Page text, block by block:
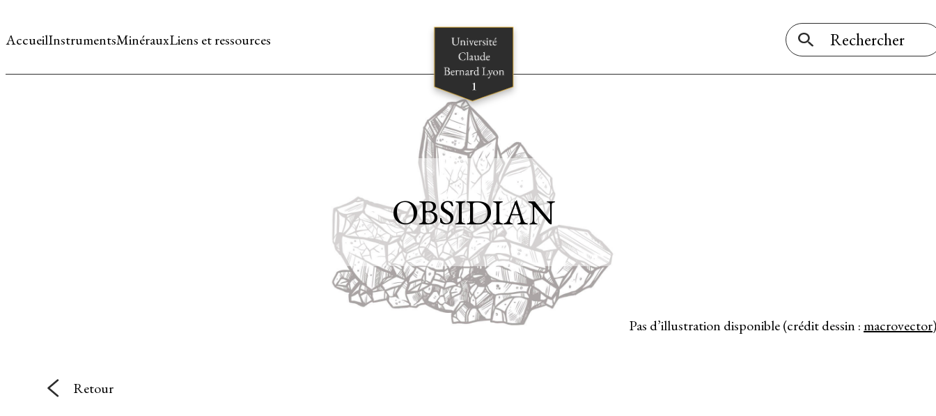
AccueilInstrumentsMinérauxLiens et ressources
Pas d’illustration disponible (crédit dessin :macrovector)
OBSIDIAN
Retour